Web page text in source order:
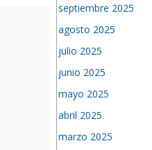
septiembre 2025
agosto 2025
julio 2025
junio 2025
mayo 2025
abril 2025
marzo 2025